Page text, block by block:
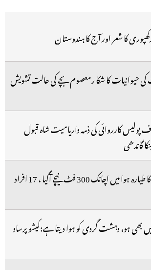
کا شعر اور آج کا ہندوستان
کی حیوانیات کا شکا رمعصوم بچے کی حالت تشویش
پولیس کارروائی کی ذمہ داریامیت شاہ قبول
گاندھی
ایئر انڈیا کا طیارہ ہوا میں اچانک 300 فٹ نیچے آگیا ، 17 افراد
بھی ہو، دہشت گردی کو ہوا دیتا ہے:کیشو پرساد